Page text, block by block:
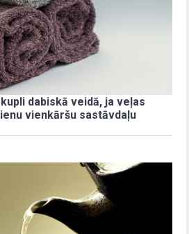
dabiskā veidā, ja veļas
vienkāršu sastāvdaļu